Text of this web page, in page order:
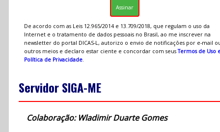
De acordo com as Leis 12.965/2014 e 13.709/2018, que regulam o uso da
Internet e o tratamento de dados pessoais no Brasil, ao me inscrever na
newsletter do portal DICAS-L, autorizo o envio de notificações por e-mail
outros meios e declaro estar ciente e concordar com seusTermos de Uso
Política de Privacidade.
Servidor SIGA-ME
Colaboração: Wladimir Duarte Gomes